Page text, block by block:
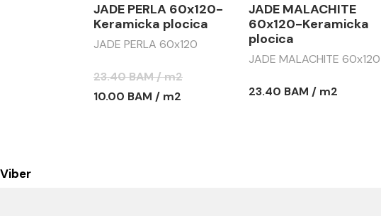
JADE PERLA 60x120-
Keramicka plocica
JADE PERLA 60x120
23.40 BAM / m2
10.00 BAM / m2
JADE MALACHITE
60x120-Keramicka
plocica
JADE MALACHITE 60x120
23.40 BAM / m2
Viber